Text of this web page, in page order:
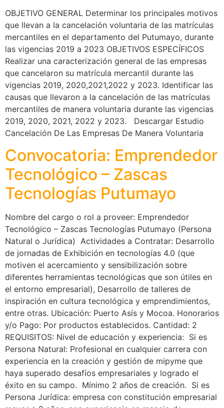
OBJETIVO GENERAL Determinar los principales motivos
que llevan a la cancelación voluntaria de las matrículas
mercantiles en el departamento del Putumayo, durante
las vigencias 2019 a 2023 OBJETIVOS ESPECÍFICOS
Realizar una caracterización general de las empresas
que cancelaron su matrícula mercantil durante las
vigencias 2019, 2020,2021,2022 y 2023. Identificar las
causas que llevaron a la cancelación de las matrículas
mercantiles de manera voluntaria durante las vigencias
2019, 2020, 2021, 2022 y 2023. Descargar Estudio
Cancelación De Las Empresas De Manera Voluntaria
Convocatoria: Emprendedor
Tecnológico – Zascas
Tecnologías Putumayo
Nombre del cargo o rol a proveer: Emprendedor
Tecnológico – Zascas Tecnologías Putumayo (Persona
Natural o Jurídica) Actividades a Contratar: Desarrollo
de jornadas de Exhibición en tecnologías 4.0 (que
motiven el acercamiento y sensibilización sobre
diferentes herramientas tecnológicas que son útiles en
el entorno empresarial), Desarrollo de talleres de
inspiración en cultura tecnológica y emprendimientos,
entre otras. Ubicación: Puerto Asís y Mocoa. Honorarios
y/o Pago: Por productos establecidos. Cantidad: 2
REQUISITOS: Nivel de educación y experiencia: Si es
Persona Natural: Profesional en cualquier carrera con
experiencia en la creación y gestión de mipyme que
haya superado desafíos empresariales y logrado el
éxito en su campo. Mínimo 2 años de creación. Si es
Persona Jurídica: empresa con constitución empresarial